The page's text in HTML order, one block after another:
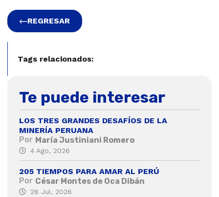
REGRESAR
Tags relacionados:
Te puede interesar
LOS TRES GRANDES DESAFÍOS DE LA
MINERÍA PERUANA
Por María Justiniani Romero
4 Ago, 2026
205 TIEMPOS PARA AMAR AL PERÚ
Por César Montes de Oca Dibán
28 Jul, 2026